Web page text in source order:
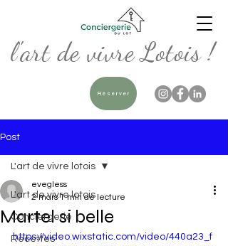
l'art de vivre Lotois !
Réserver
Post
L'art de vivre lotois
Conciergerie
Recettes
L'art de vivre lotois
Martel si belle
evegless
2 mars 1 min de lecture
https://video.wixstatic.com/video/440a23_f